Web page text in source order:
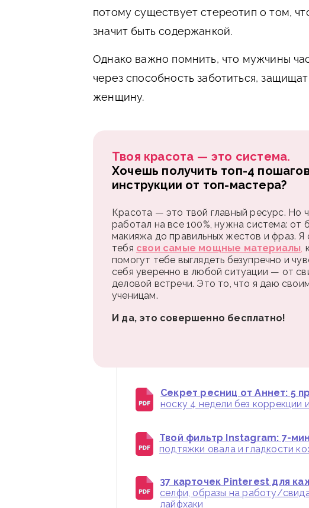
потому существует стереотип о том,
значит быть содержанкой.
Однако важно помнить, что мужчины
через способность заботиться,
женщину.
Твоя красота — это система.
Хочешь получить топ-4
инструкции от топ-мастера?
Красота — это твой главный ресурс. Но
работал на все 100%, нужна система: от
макияжа до правильных жестов и фраз. Я
тебя свои самые мощные материалы,
помогут тебе выглядеть безупречно и
себя уверенно в любой ситуации — от
деловой встречи. Это то, что я даю
ученицам.
И да, это совершенно бесплатно!
Секрет ресниц от Аннет: 5
носку 4 недели без коррекции
Твой фильтр Instagram: 7-
подтяжки овала и гладкости
37 карточек Pinterest для
селфи, образы на работу/
лайфхаки